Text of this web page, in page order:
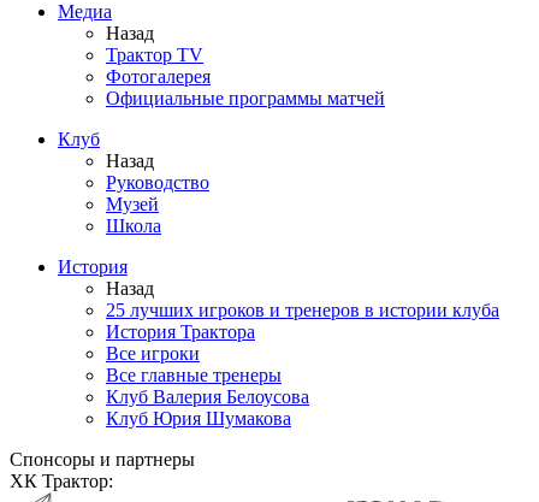
Медиа
Назад
Трактор TV
Фотогалерея
Официальные программы матчей
Клуб
Назад
Руководство
Музей
Школа
История
Назад
25 лучших игроков и тренеров в истории клуба
История Трактора
Все игроки
Все главные тренеры
Клуб Валерия Белоусова
Клуб Юрия Шумакова
Спонсоры и партнеры
ХК Трактор: